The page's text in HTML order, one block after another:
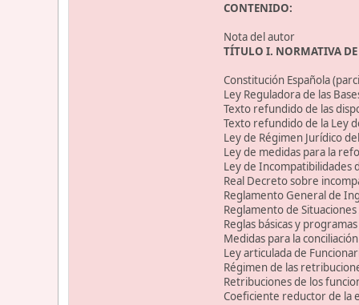
CONTENIDO:
Nota del autor
TÍTULO I. NORMATIVA DE
Constitución Española
Ley Reguladora de las
Texto refundido de las
Texto refundido de la Ley
Ley de Régimen Jurídico
Ley de medidas para la
Ley de Incompatibilidades
Real Decreto sobre
Reglamento General de
Reglamento de
Reglas básicas y
Medidas para la
Ley articulada de
Régimen de las
Retribuciones de los
Coeficiente reductor de la